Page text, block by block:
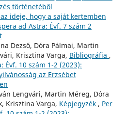
történetéből
ideje, hogy a saját kertemben
ad Astra: Évf. 7 szám 2
Dezső, Dóra Pálmai, Martin
Krisztina Varga, Bibliográfia ,
Évf. 10 szám 1-2 (2023):
az Erzsébet
Lengvári, Martin Méreg, Dóra
Krisztina Varga, Képjegyzék , Per